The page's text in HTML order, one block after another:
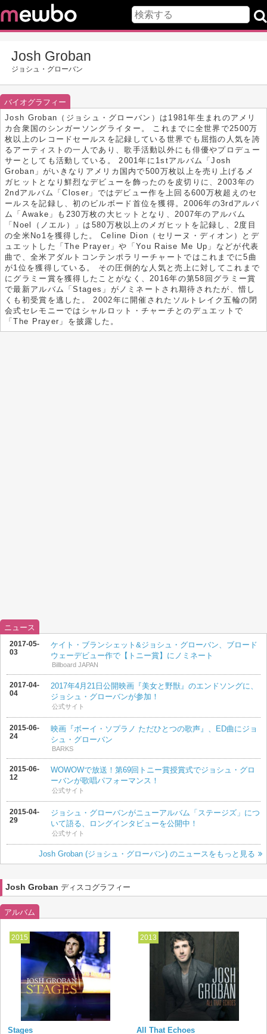
Josh Groban
ジョシュ・グローバン
バイオグラフィー
Josh Groban（ジョシュ・グローバン）は1981年生まれのアメリ
カ合衆国のシンガーソングライター。 これまでに全世界で2500万
枚以上のレコードセールスを記録している世界でも屈指の人気を誇
るアーティストの一人であり、歌手活動以外にも俳優やプロデュー
サーとしても活動している。 2001年に1stアルバム「Josh
Groban」がいきなりアメリカ国内で500万枚以上を売り上げるメ
ガヒットとなり鮮烈なデビューを飾ったのを皮切りに、2003年の
2ndアルバム「Closer」ではデビュー作を上回る600万枚超えのセ
ールスを記録し、初のビルボード首位を獲得。2006年の3rdアルバ
ム「Awake」も230万枚の大ヒットとなり、2007年のアルバム
「Noel（ノエル）」は580万枚以上のメガヒットを記録し、2度目
の全米No1を獲得した。 Celine Dion（セリーヌ・ディオン）とデ
ュエットした「The Prayer」や「You Raise Me Up」などが代表
曲で、全米アダルトコンテンポラリーチャートではこれまでに5曲
が1位を獲得している。 その圧倒的な人気と売上に対してこれまで
にグラミー賞を獲得したことがなく、2016年の第58回グラミー賞
で最新アルバム「Stages」がノミネートされ期待されたが、惜し
くも初受賞を逃した。 2002年に開催されたソルトレイク五輪の閉
会式セレモニーではシャルロット・チャーチとのデュエットで
「The Prayer」を披露した。
ニュース
2017-05-
03
ケイト・ブランシェット&ジョシュ・グローバン、ブロード
ウェーデビュー作で【トニー賞】にノミネート
Billboard JAPAN
2017-04-
04
2017年4月21日公開映画『美女と野獣』のエンドソングに、
ジョシュ・グローバンが参加！
公式サイト
2015-06-
24
映画『ボーイ・ソプラノ ただひとつの歌声』、ED曲にジョ
シュ・グローバン
BARKS
2015-06-
12
WOWOWで放送！第69回トニー賞授賞式でジョシュ・グロ
ーバンが歌唱パフォーマンス！
公式サイト
2015-04-
29
ジョシュ・グローバンがニューアルバム「ステージズ」につ
いて語る、ロングインタビューを公開中！
公式サイト
Josh Groban (ジョシュ・グローバン) のニュースをもっと見る
Josh Groban ディスコグラフィー
アルバム
2015
Stages
2013
All That Echoes